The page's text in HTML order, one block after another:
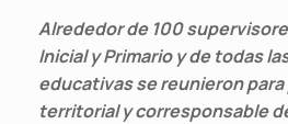
Alrededor de 100
Inicial y Primario y de todas
educativas se reunieron
territorial y corresponsable